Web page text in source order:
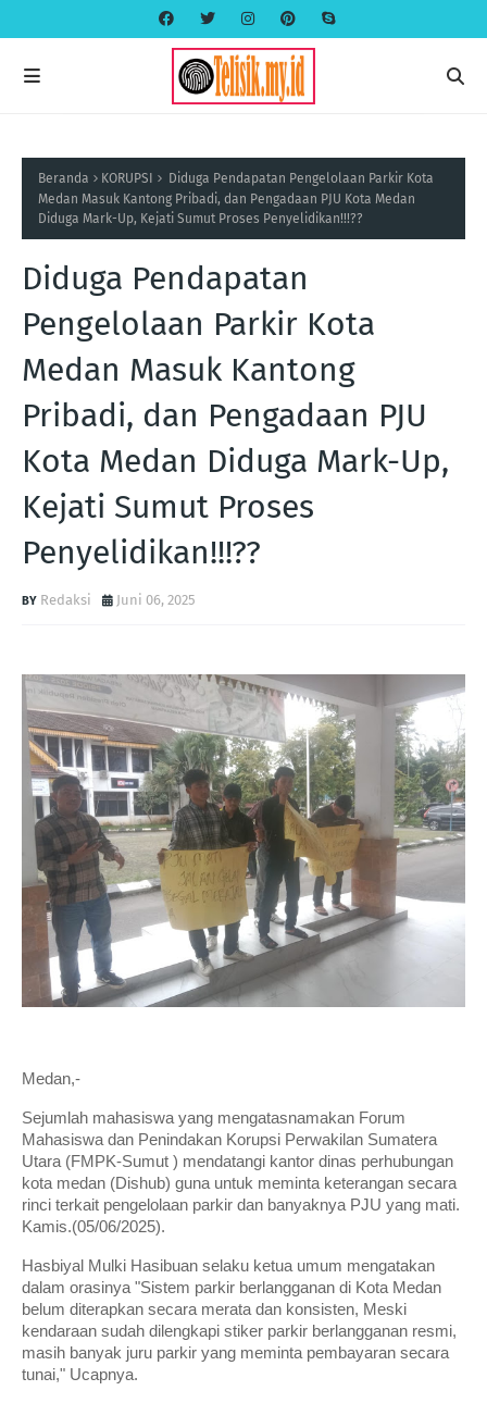
Beranda KORUPSI
Diduga Pendapatan Pengelolaan Parkir Kota
Medan Masuk Kantong Pribadi, dan Pengadaan PJU Kota Medan
Diduga Mark-Up, Kejati Sumut Proses Penyelidikan!!!??
Diduga Pendapatan
Pengelolaan Parkir Kota
Medan Masuk Kantong
Pribadi, dan Pengadaan PJU
Kota Medan Diduga Mark-Up,
Kejati Sumut Proses
Penyelidikan!!!??
Redaksi Juni 06, 2025
Medan,-
Sejumlah mahasiswa yang mengatasnamakan Forum
Mahasiswa dan Penindakan Korupsi Perwakilan Sumatera
Utara (FMPK-Sumut ) mendatangi kantor dinas perhubungan
kota medan (Dishub) guna untuk meminta keterangan secara
rinci terkait pengelolaan parkir dan banyaknya PJU yang mati.
Kamis.(05/06/2025).
Hasbiyal Mulki Hasibuan selaku ketua umum mengatakan
dalam orasinya "Sistem parkir berlangganan di Kota Medan
belum diterapkan secara merata dan konsisten, Meski
kendaraan sudah dilengkapi stiker parkir berlangganan resmi,
masih banyak juru parkir yang meminta pembayaran secara
tunai," Ucapnya.